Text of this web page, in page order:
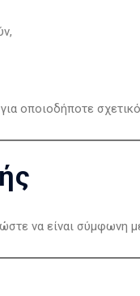
για οποιοδήποτε
να είναι σύμφωνη